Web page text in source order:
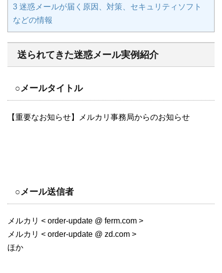
3 迷惑メールが届く原因、対策、セキュリティソフト
などの情報
送られてきた迷惑メール実例紹介
○メールタイトル
【重要なお知らせ】メルカリ事務局からのお知らせ
○メール送信者
メルカリ < order-update @ ferm.com >
メルカリ < order-update @ zd.com >
ほか